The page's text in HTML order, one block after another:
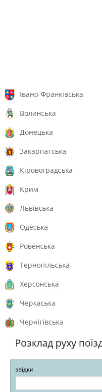
Івано-Франківська
Волинська
Донецька
Закарпатська
Кіровоградська
Крим
Львівська
Одеська
Ровенська
Тернопільська
Херсонська
Черкаська
Чернігівська
Розклад руху
звідки